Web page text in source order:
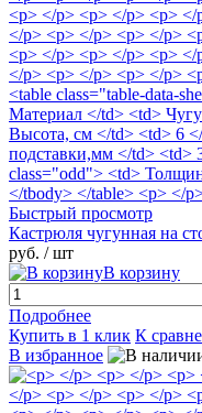
Быстрый просмотр
Кастрюля чугунная на
руб. / шт
В корзину
Подробнее
Купить в 1 клик К
В избранное